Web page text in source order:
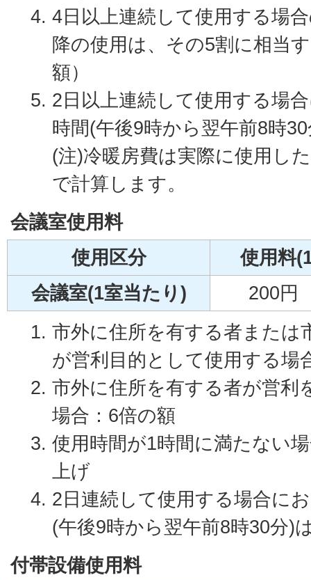
4日以上連続して使用する場
降の使用は、その5割に相当
額）
2日以上連続して使用する場
時間(午後9時から翌午前8時
(注)冷暖房費は実際に使用し
で計算します。
会議室使用料
使用区分
使用料
会議室(1室当たり)
200円
市外に住所を有する者または
が営利目的として使用する場
市外に住所を有する者が営利
場合：6倍の額
使用時間が1時間に満たない
上げ
2日連続して使用する場合に
(午後9時から翌午前8時30分)
付帯設備使用料